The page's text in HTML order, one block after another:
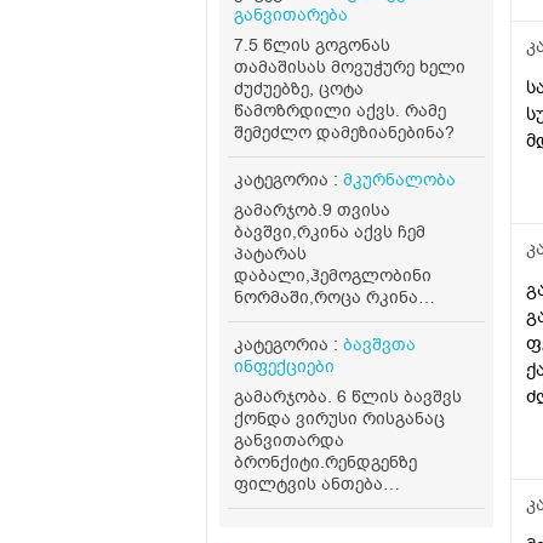
განვითარება
7.5 წლის გოგონას
თამაშისას მოვუჭურე ხელი
ძუძუებზე, ცოტა
წამოზრდილი აქვს. რამე
შემეძლო დამეზიანებინა?
კატეგორია : მკურნალობა
გამარჯობ.9 თვისა
ბავშვი,რკინა აქვს ჩემ
პატარას
დაბალი,ჰემოგლობინი
ნორმაში,როცა რკინა
დაბალია სისხლის
ანალიზში რომელიმე
მაჩვენებლის შეცვლა თუ
ჩავრთო რომ რკიმა
აუმაღლო?მადლობა
კატეგორია : ბავშვთა
ინფექციები
გამარჯობა. 6 წლის ბავშვს
ქონდა ვირუსი რისგანაც
განვითარდა
ბრონქიტი.რენდგენზე
ფილტვის ანთება
დაზუსტებით არ ჩანდა.